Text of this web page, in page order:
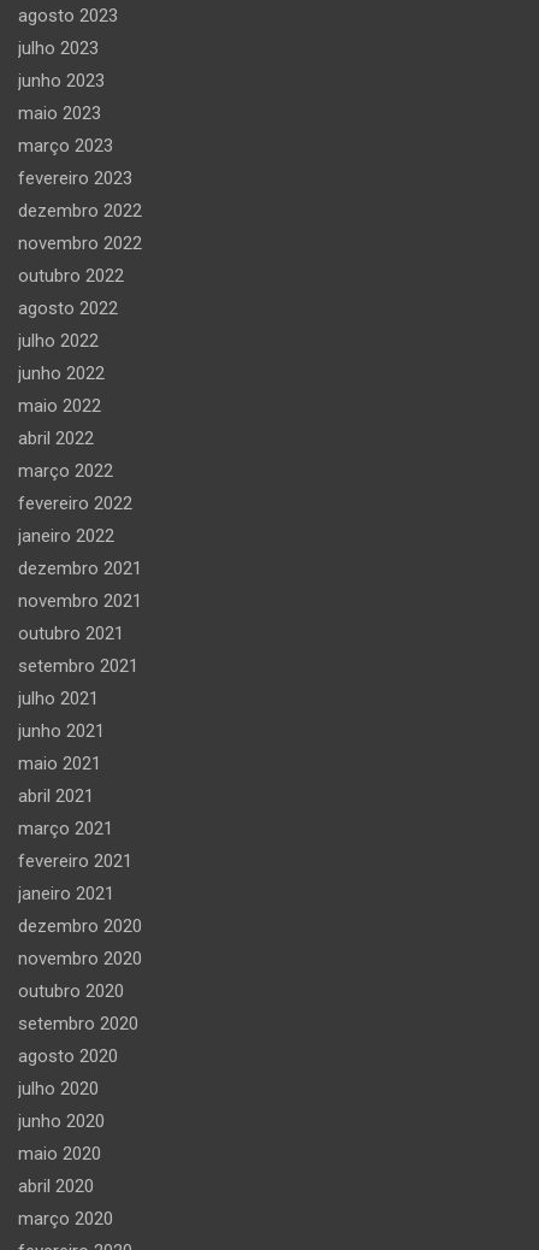
agosto 2023
julho 2023
junho 2023
maio 2023
março 2023
fevereiro 2023
dezembro 2022
novembro 2022
outubro 2022
agosto 2022
julho 2022
junho 2022
maio 2022
abril 2022
março 2022
fevereiro 2022
janeiro 2022
dezembro 2021
novembro 2021
outubro 2021
setembro 2021
julho 2021
junho 2021
maio 2021
abril 2021
março 2021
fevereiro 2021
janeiro 2021
dezembro 2020
novembro 2020
outubro 2020
setembro 2020
agosto 2020
julho 2020
junho 2020
maio 2020
abril 2020
março 2020